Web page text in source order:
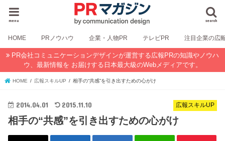
search
menu
HOME PRノウハウ 企業・人物PR テレビPR 注目企業の広
PR会社コミュニケーションデザインが運営する広報PRの知識やノウハ
ウ、最新情報を お届けする日本最大級のWebメディアです。
HOME 広報スキルUP 相手の“共感”を引き出すための心がけ
広報スキルUP
2014.04.01 2015.11.10
相手の“共感”を引き出すための心がけ